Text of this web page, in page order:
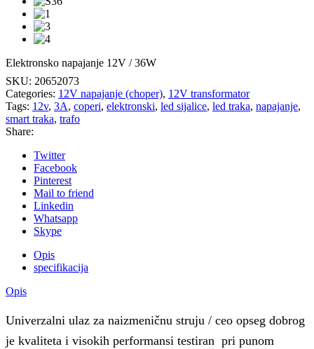
Elektronsko napajanje 12V / 36W
SKU: 20652073
Categories: 12V napajanje (choper), 12V transformator
Tags: 12v, 3A, coperi, elektronski, led sijalice, led traka, napajanje,
smart traka, trafo
Share:
Twitter
Facebook
Pinterest
Mail to friend
Linkedin
Whatsapp
Skype
Opis
specifikacija
Opis
Univerzalni ulaz za naizmeničnu struju / ceo opseg dobrog
je kvaliteta i visokih performansi testiran pri punom